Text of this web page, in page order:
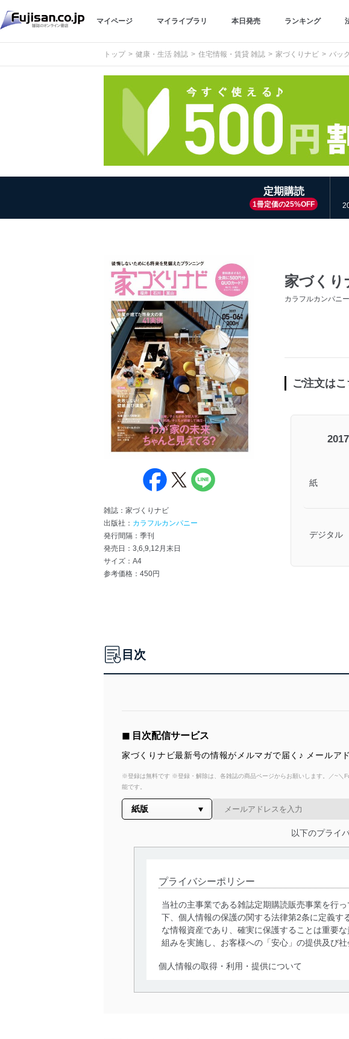
マイページ マイライブラリ 本日発売 ランキング
トップ 健康・生活 雑誌 住宅情報・賃貸 雑誌 家づくりナビ バッ
定期購読
1冊定価の25%OFF
雑誌：家づくりナビ
出版社： カラフルカンパニー
発行間隔：季刊
発売日：3,6,9,12月末日
サイズ：A4
参考価格：450円
家づくり
カラフルカンパニー
ご注文はこ
紙
デジタル
目次
◼︎ 目次配信サービス
家づくりナビ最新号の情報がメルマガで届く♪ メールア
※登録は無料です ※登録・解除は、各雑誌の商品ページからお願いします。／~＼
能です。
以下のプライ
プライバシーポリシー
当社の主事業である雑誌定期購読販売事業を行
下、個人情報の保護の関する法律第2条に定義
な情報資産であり、確実に保護することは重要
組みを実施し、お客様への「安心」の提供及び
個人情報の取得・利用・提供について
当社は、個人情報の取得・利用・提供に際して